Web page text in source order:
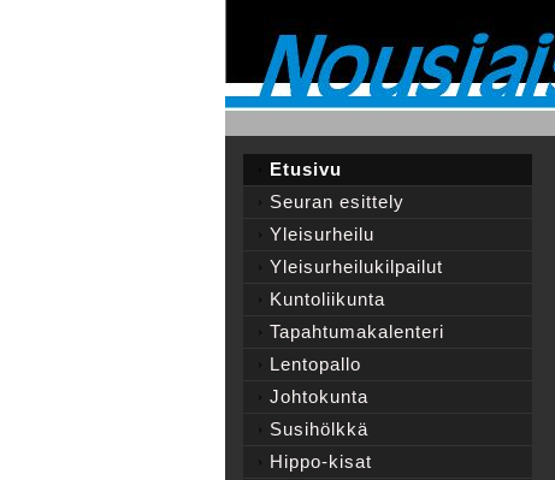
Etusivu
Seuran esittely
Yleisurheilu
Yleisurheilukilpailut
Kuntoliikunta
Tapahtumakalenteri
Lentopallo
Johtokunta
Susihölkkä
Hippo-kisat